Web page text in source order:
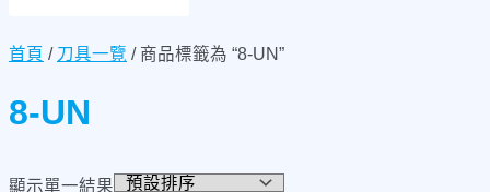
首頁 / 刀具一覽 / 商品標籤為 “8-UN”
8-UN
顯示單一結果